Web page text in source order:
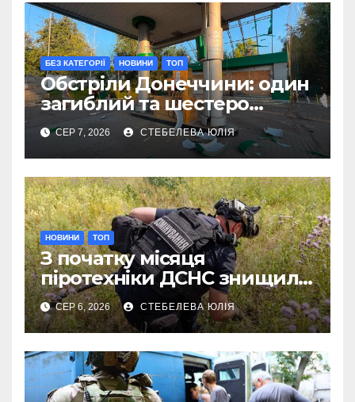
БЕЗ КАТЕГОРІЇ НОВИНИ ТОП
Обстріли Донеччини: один
загиблий та шестеро
поранених за добу
СЕР 7, 2026 СТЕБЕЛЕВА ЮЛІЯ
НОВИНИ ТОП
З початку місяця
піротехніки ДСНС знищили
18 вибухонебезпечних
предметів
СЕР 6, 2026 СТЕБЕЛЕВА ЮЛІЯ